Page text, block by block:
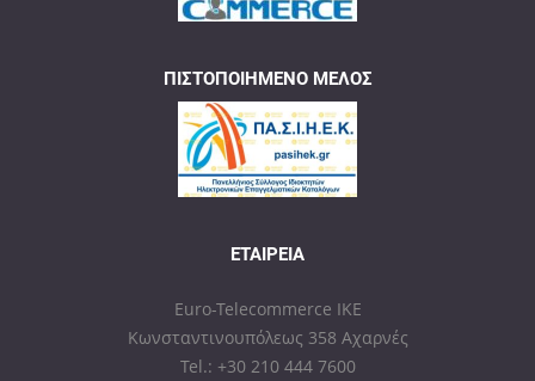
ΠΙΣΤΟΠΟΙΗΜΈΝΟ ΜΈΛΟΣ
ΕΤΑΙΡΕΊΑ
Euro-Telecommerce IKE
Κωνσταντινουπόλεως 358 Αχαρνές
Tel.: +30 210 444 7600